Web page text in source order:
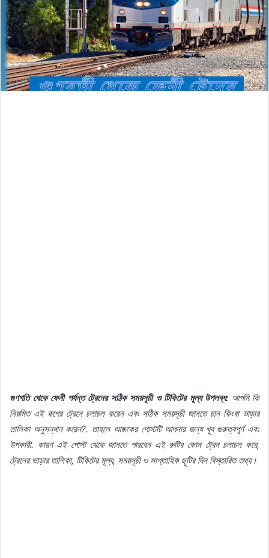
গুণগতি থেকে ফেনী পর্যন্ত ট্রেনের সঠিক সময়সূচী ও টিকিটের মূল্য উপলব্ধ: আপনি কি
নিয়মিত এই রূপের ট্রেনে চলাচল করেন এবং সঠিক সময়সূচী জানতে চান কিংবা ভাড়ার
তালিকা অনুসন্ধান করেন?. তাহলে আজকের পোস্টটি আপনার জন্য খুব গুরুত্বপূর্ণ এবং
উপকারী. কারণ এই পোস্ট থেকে জানতে পারবেন এই রুটির কোন ট্রেন চলাচল করে,
ট্রেনের ভাড়ার তালিকা, টিকিটের মূল্য, সময়সূচী ও সাপ্তাহিক ছুটির দিন বিস্তারিত তথ্য।